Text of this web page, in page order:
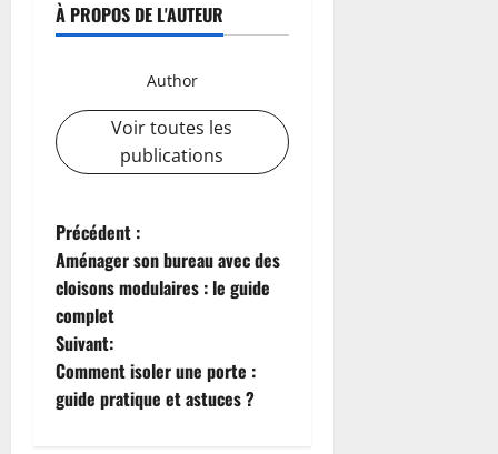
À PROPOS DE L'AUTEUR
Author
Voir toutes les
publications
N
a
v
i
g
Précédent :
Aménager son bureau avec des
cloisons modulaires : le guide
complet
Suivant:
Comment isoler une porte :
guide pratique et astuces ?